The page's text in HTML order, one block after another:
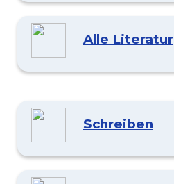
Alle Literatur
Schreiben